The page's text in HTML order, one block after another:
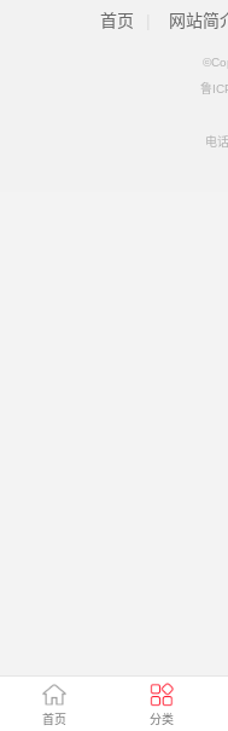
首页 分类
首页 网站简
鲁
电话